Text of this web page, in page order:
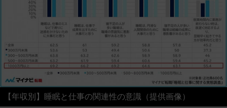
【年収別】睡眠と仕事の関連性の意識（提供画像）